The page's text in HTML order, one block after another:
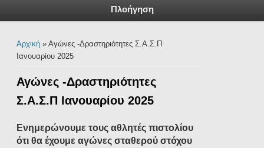
Πλοήγηση
Είστε εδώ
Αρχική» Αγώνες -Δραστηριότητες Σ.Α.Σ.Π
Ιανουαρίου 2025
Αγώνες -Δραστηριότητες
Σ.Α.Σ.Π Ιανουαρίου 2025
Ενημερώνουμε τους αθλητές πιστολίου
ότι θα έχουμε αγώνες σταθερού στόχου